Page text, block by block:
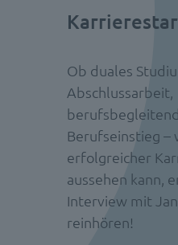
Ob duales
Abschlussarbeit,
Berufseinstieg –
erfolgreicher
aussehen kann,
Interview mit
reinhören!